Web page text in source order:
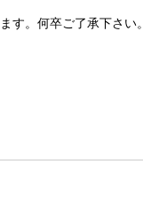
す。何卒ご了承下さい。